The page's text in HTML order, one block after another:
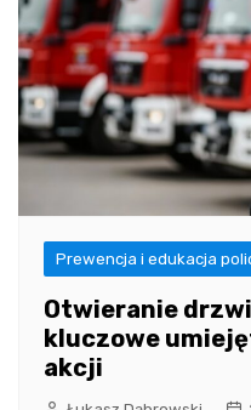
Prewencja i edukacja
Otwieranie drzwi
kluczowe
akcji